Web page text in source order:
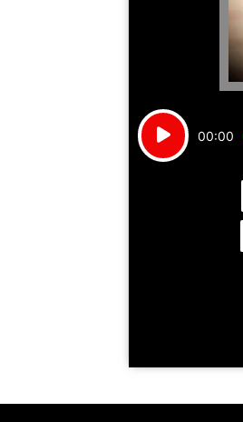
Reproductor
de
audio
00:00